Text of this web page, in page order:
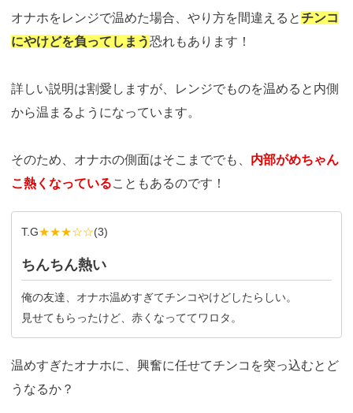
オナホをレンジで温めた場合、やり方を間違えるとチンコ
にやけどを負ってしまう恐れもあります！
詳しい説明は割愛しますが、レンジでものを温めると内側
から温まるようになっています。
そのため、オナホの側面はそこまででも、 内部がめちゃん
こ熱くなっていることもあるのです！
T.G★★★☆☆(3)
ちんちん熱い
俺の友達、オナホ温めすぎてチンコやけどしたらしい。
見せてもらったけど、赤くなっててワロタ。
温めすぎたオナホに、興奮に任せてチンコを突っ込むとど
うなるか？